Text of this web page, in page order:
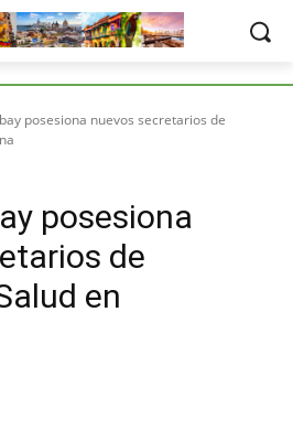
posesiona nuevos secretarios de
posesiona
de
en